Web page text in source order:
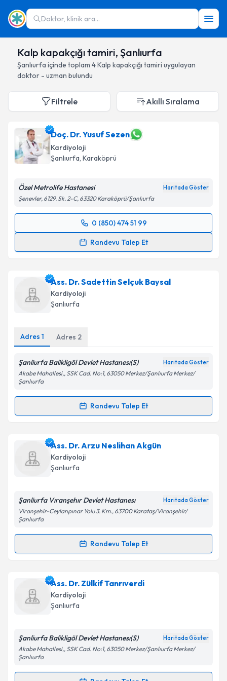
Doktor, klinik ara...
Kalp kapakçığı tamiri, Şanlıurfa
Şanlıurfa içinde toplam 4Kalp kapakçığı tamiri uygulayan
doktor - uzman bulundu
Filtrele Akıllı Sıralama
Doç. Dr. Yusuf Sezen
Kardiyoloji
Şanlıurfa, Karaköprü
Özel Metrolife Hastanesi Haritada Göster
Şenevler, 6129. Sk. 2-C, 63320 Karaköprü/Şanlıurfa
0 (850) 474 51 99
Randevu Talep Et
Randevu Takvimi Talebi
takvim hazırlandığında e-posta ile bilgilendireceğiz.
E-posta Adresiniz
Metni'ni okudum ve kişisel verilerimin belirtilen
kapsamda işlenmesini kabul ediyorum.
Takvim Talebini Gönder
Ass. Dr. Sadettin Selçuk Baysal
Kardiyoloji
Şanlıurfa
Adres 1 Adres 2
Şanliurfa Balikligöl Devlet Hastanesı(S) Haritada Göster
Akabe Mahallesi,, SSK Cad. No:1, 63050 Merkez/Şanlıurfa Merkez/
Şanlıurfa
Randevu Talep Et
Randevu Takvimi Talebi
Ass. Dr. Sadettin Selçuk Baysaliçin randevu takvimi
talebi oluşturun. Size bu uzmandan randevu almanız
için bir takvim hazırlandığında e-posta ile
bilgilendireceğiz.
E-posta Adresiniz
Kişisel verilerimin işlenmesine ilişkin
Metni'ni okudum ve kişisel verilerimin belirtilen
Takvim Talebini Gönder
Ass. Dr. Arzu Neslihan Akgün
Kardiyoloji
Şanlıurfa
Şanliurfa Vıranşehır Devlet Hastanesı Haritada Göster
Viranşehir-Ceylanpınar Yolu 3. Km., 63700 Karataş/Viranşehir/
Şanlıurfa
Randevu Talep Et
Randevu Takvimi Talebi
Ass. Dr. Arzu Neslihan Akgüniçin randevu takvimi
talebi oluşturun. Size bu uzmandan randevu almanız
için bir takvim hazırlandığında e-posta ile
bilgilendireceğiz.
E-posta Adresiniz
Ass. Dr. Zülkif Tanrıverdi
Kardiyoloji
Şanlıurfa
Şanliurfa Balikligöl Devlet Hastanesı(S) Haritada Göster
Akabe Mahallesi,, SSK Cad. No:1, 63050 Merkez/Şanlıurfa Merkez/
Şanlıurfa